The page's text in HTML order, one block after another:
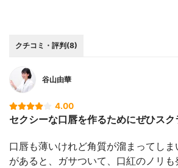
クチコミ・評判(8)
谷山由華
4.00
セクシーな口唇を作るためにぜひスク
口唇も薄いけれど角質が溜まってし
があると、ガサついて、口紅のノリも